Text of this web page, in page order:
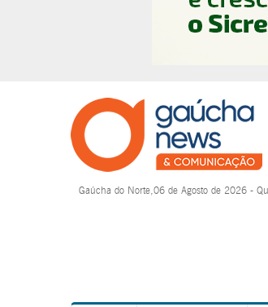
Gaúcha do Norte,06 de Agosto de 2026 -